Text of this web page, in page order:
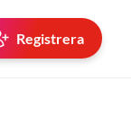
Registrera